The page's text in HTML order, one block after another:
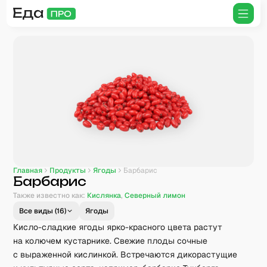
Главная Продукты Ягоды Барбарис
Барбарис
Также известно как: Кислянка,Северный лимон
Все виды (16) Ягоды
Кисло-сладкие ягоды ярко-красного цвета растут
на колючем кустарнике. Свежие плоды сочные
с выраженной кислинкой. Встречаются дикорастущие